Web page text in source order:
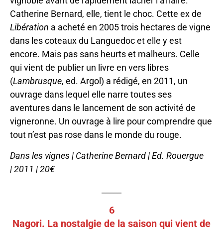
Catherine Bernard, elle, tient le choc. Cette ex de
Libération a acheté en 2005 trois hectares de vigne
dans les coteaux du Languedoc et elle y est
encore. Mais pas sans heurts et malheurs. Celle
qui vient de publier un livre en vers libres
(Lambrusque, ed. Argol) a rédigé, en 2011, un
ouvrage dans lequel elle narre toutes ses
aventures dans le lancement de son activité de
vigneronne. Un ouvrage à lire pour comprendre que
tout n’est pas rose dans le monde du rouge.
Dans les vignes | Catherine Bernard | Ed. Rouergue
| 2011 | 20€
6
Nagori. La nostalgie de la saison qui vient de